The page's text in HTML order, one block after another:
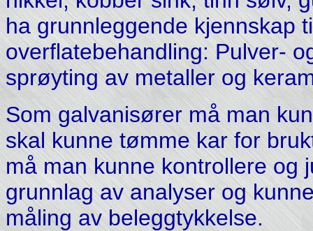
ha grunnleggende kjennskap
overflatebehandling: Pulver-
sprøyting av metaller og
Som galvanisører må man
skal kunne tømme kar for
må man kunne kontrollere og
grunnlag av analyser og
måling av beleggtykkelse.